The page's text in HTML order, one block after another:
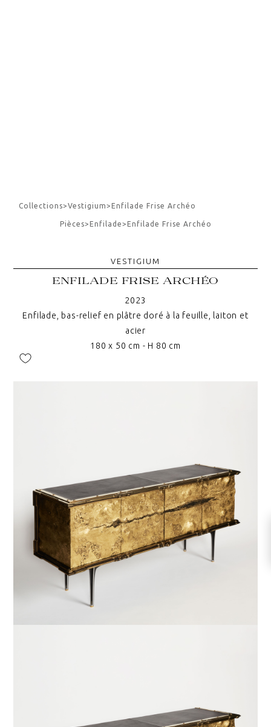
Collections>Vestigium> Enfilade Frise Archéo
Pièces> Enfilade> Enfilade Frise Archéo
VESTIGIUM
ENFILADE FRISE ARCHÉO
2023
Enfilade, bas-relief en plâtre doré à la feuille, laiton et
acier
180 x 50 cm - H 80 cm